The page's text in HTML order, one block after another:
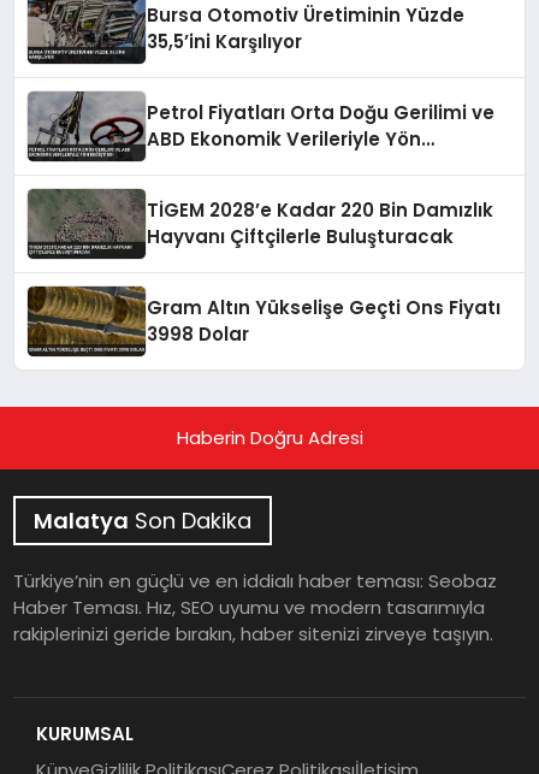
Bursa Otomotiv Üretiminin Yüzde
35,5’ini Karşılıyor
Petrol Fiyatları Orta Doğu Gerilimi ve
ABD Ekonomik Verileriyle Yön
TİGEM 2028’e Kadar 220 Bin Damızlık
Hayvanı Çiftçilerle Buluşturacak
Gram Altın Yükselişe Geçti Ons Fiyatı
3998 Dolar
Haberin Doğru Adresi
Malatya Son Dakika
Türkiye’nin en güçlü ve en iddialı haber teması: Seobaz
Haber Teması. Hız, SEO uyumu ve modern tasarımıyla
rakiplerinizi geride bırakın, haber sitenizi zirveye taşıyın.
KURUMSAL